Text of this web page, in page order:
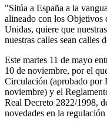
"Sitúa a España a la
alineado con los Objetivos
Unidas, quiere que
nuestras calles sean calles
Este martes 11 de mayo
10 de noviembre, por el
Circulación (aprobado por
noviembre) y el
Real Decreto 2822/1998,
novedades en la